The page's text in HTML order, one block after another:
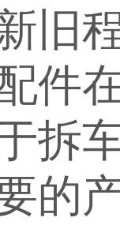
旧
件
拆
的